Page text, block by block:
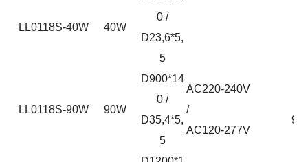
LL0118S-40W 40W
0 /
D23,6*5,
5
AC220-240V
/
AC120-277V
90
LL0118S-90W 90W
D900*14
0 /
D35,4*5,
5